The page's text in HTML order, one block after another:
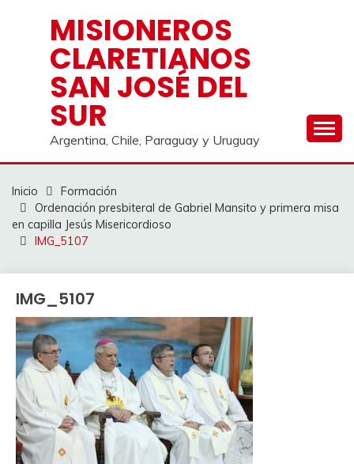
contenidoMISIONEROS
CLARETIANOS
SAN JOSÉ DEL
SUR
Argentina, Chile, Paraguay y Uruguay
Inicio
Formación
Ordenación presbiteral de Gabriel Mansito y primera misa
en capilla Jesús Misericordioso
IMG_5107
IMG_5107